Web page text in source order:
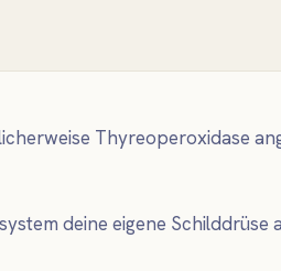
Thyreoperoxidase
deine eigene Schilddrüse